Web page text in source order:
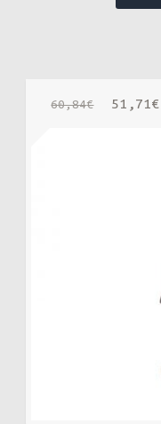
60,84€
Le51,71 €